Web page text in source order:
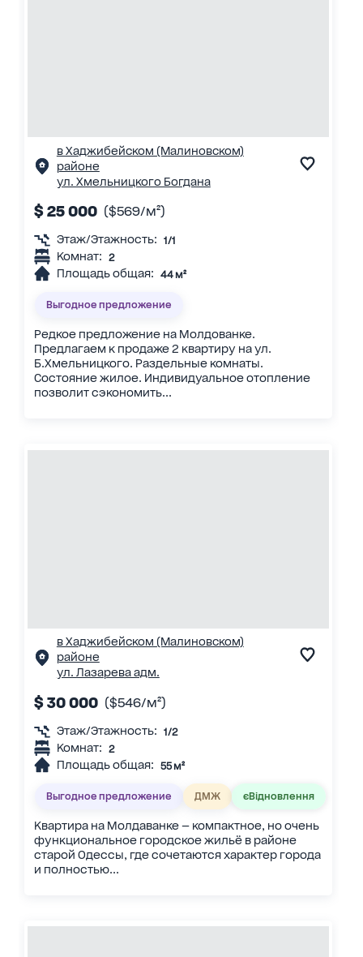
в Хаджибейском (Малиновском)
районе
ул. Хмельницкого Богдана
$ 25 000 ($569/м²)
Этаж/Этажность: 1/1
Комнат: 2
Площадь общая: 44 м²
Выгодное предложение
Редкое предложение на Молдованке.
Предлагаем к продаже 2 квартиру на ул.
Б.Хмельницкого. Раздельные комнаты.
Состояние жилое. Индивидуальное отопление
позволит сэкономить...
в Хаджибейском (Малиновском)
районе
ул. Лазарева адм.
$ 30 000 ($546/м²)
Этаж/Этажность: 1/2
Комнат: 2
Площадь общая: 55 м²
Выгодное предложение ДМЖ єВідновлення
Квартира на Молдаванке — компактное, но очень
функциональное городское жильё в районе
старой Одессы, где сочетаются характер города
и полностью...